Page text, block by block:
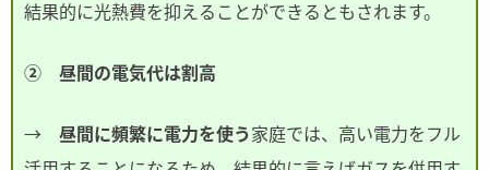
結果的に光熱費を抑えることができるともされます。
② 昼間の電気代は割高
→ 昼間に頻繁に電力を使う家庭では、高い電力をフル